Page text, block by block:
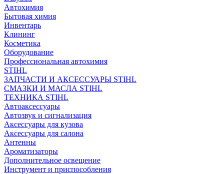
Автохимия
Бытовая химия
Инвентарь
Клининг
Косметика
Оборудование
Профессиональная автохимия
STIHL
ЗАПЧАСТИ И АКСЕССУАРЫ STIHL
СМАЗКИ И МАСЛА STIHL
ТЕХНИКА STIHL
Автоаксессуары
Автозвук и сигнализация
Аксессуары для кузова
Аксессуары для салона
Антенны
Ароматизаторы
Дополнительное освещение
Инструмент и приспособления